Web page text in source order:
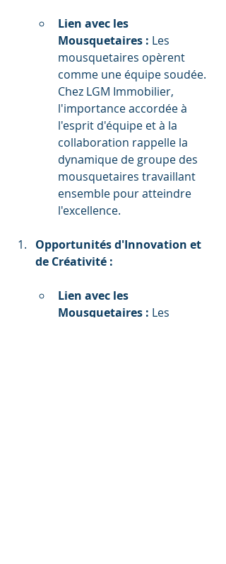
Lien avec les
Mousquetaires : Les
mousquetaires opèrent
comme une équipe soudée.
Chez LGM Immobilier,
l'importance accordée à
l'esprit d'équipe et à la
collaboration rappelle la
dynamique de groupe des
mousquetaires travaillant
ensemble pour atteindre
l'excellence.
Opportunités d'Innovation et
de Créativité :
Lien avec les
Mousquetaires : Les